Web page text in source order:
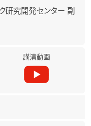
研究開発センター 副
講演動画